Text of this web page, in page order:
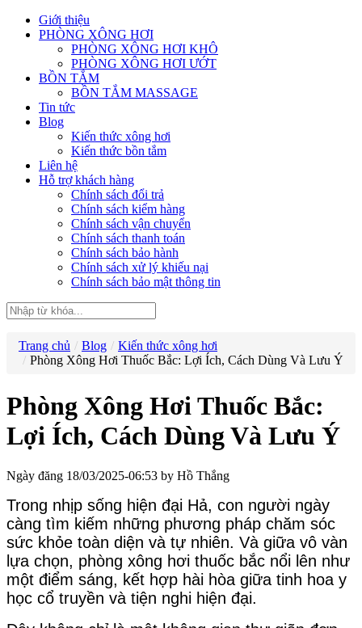
Giới thiệu
PHÒNG XÔNG HƠI
PHÒNG XÔNG HƠI KHÔ
PHÒNG XÔNG HƠI ƯỚT
BỒN TẮM
BỒN TẮM MASSAGE
Tin tức
Blog
Kiến thức xông hơi
Kiến thức bồn tắm
Liên hệ
Hỗ trợ khách hàng
Chính sách đổi trả
Chính sách kiểm hàng
Chính sách vận chuyển
Chính sách thanh toán
Chính sách bảo hành
Chính sách xử lý khiếu nại
Chính sách bảo mật thông tin
Trang chủ Blog
Kiến thức xông hơi
Phòng Xông Hơi Thuốc Bắc: Lợi Ích, Cách Dùng Và Lưu Ý
Phòng Xông Hơi Thuốc Bắc:
Lợi Ích, Cách Dùng Và Lưu Ý
Ngày đăng 18/03/2025-06:53 by Hồ Thắng
Trong nhịp sống hiện đại Hả, con người ngày
càng tìm kiếm những phương pháp chăm sóc
sức khỏe toàn diện và tự nhiên. Và giữa vô vàn
lựa chọn, phòng xông hơi thuốc bắc nổi lên như
một điểm sáng, kết hợp hài hòa giữa tinh hoa y
học cổ truyền và tiện nghi hiện đại.